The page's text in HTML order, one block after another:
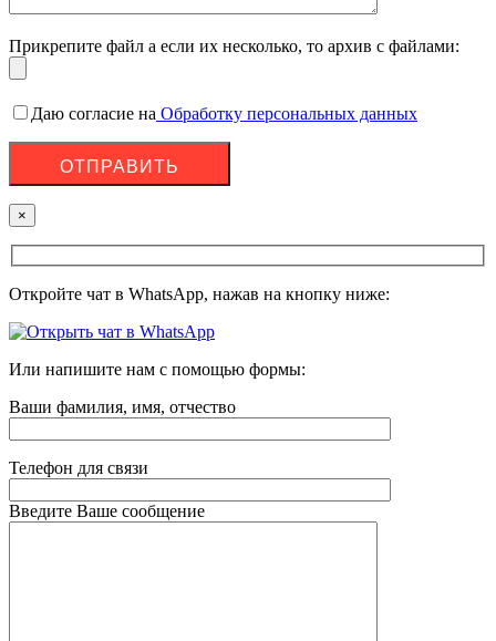
Прикрепите файл а если их несколько, то архив с файлами:
Даю согласие на Обработку персональных данных
×
Откройте чат в WhatsApp, нажав на кнопку ниже:
Или напишите нам с помощью формы:
Ваши фамилия, имя, отчество
Телефон для связи
Введите Ваше сообщение